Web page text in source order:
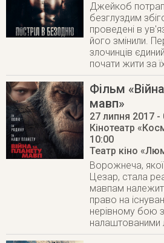
Джейкоб
безглуздим
проведені в
його змінили.
злочинців
почати жити за
Фільм
мавп»
27 липня 2017 -
Кінотеатр
10:00
Театр кіно
Ворожнеча, якої
Цезар, стала
мавпам
право на
нерівному бою